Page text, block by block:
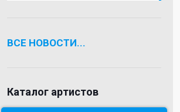
ВСЕ НОВОСТИ...
Каталог артистов